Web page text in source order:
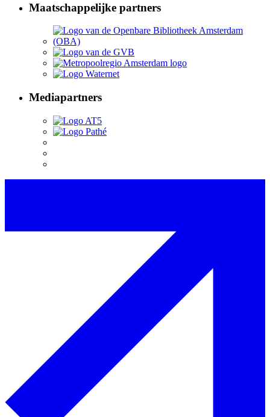
Maatschappelijke partners
Mediapartners